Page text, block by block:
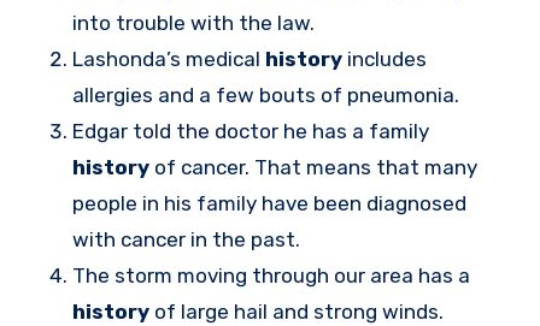
into trouble with the law.
Lashonda’s medical history includes
allergies and a few bouts of pneumonia.
Edgar told the doctor he has a family
history of cancer. That means that many
people in his family have been diagnosed
with cancer in the past.
The storm moving through our area has a
history of large hail and strong winds.